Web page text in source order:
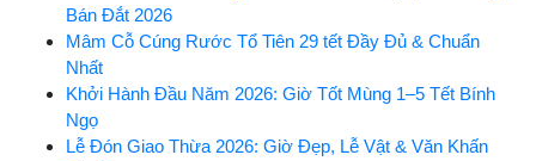
Bán Đắt 2026
Mâm Cỗ Cúng Rước Tổ Tiên 29 tết Đầy Đủ & Chuẩn
Nhất
Khởi Hành Đầu Năm 2026: Giờ Tốt Mùng 1–5 Tết Bính
Ngọ
Lễ Đón Giao Thừa 2026: Giờ Đẹp, Lễ Vật & Văn Khấn